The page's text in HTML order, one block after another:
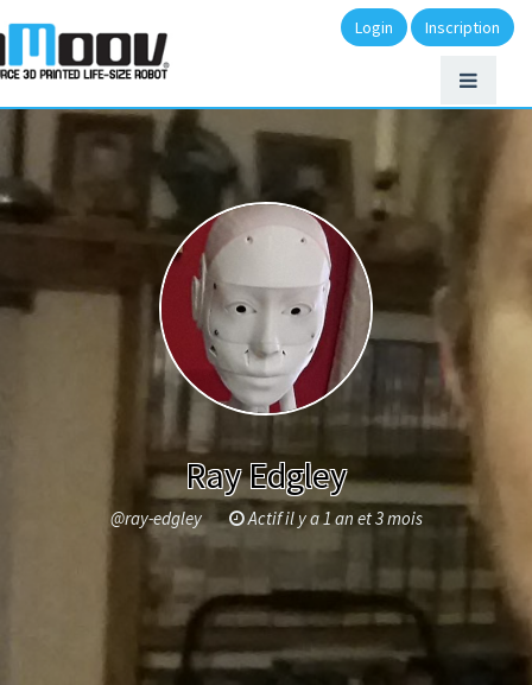
Login Inscription
Ray Edgley
@ray-edgley Actif il y a 1 an et 3 mois